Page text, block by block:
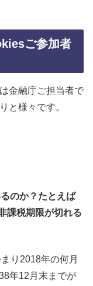
ご参加者
金融庁ご担当者で
と様々です。
のか？たとえば
課税期限が切れる
り2018年の何月
年12月末までが